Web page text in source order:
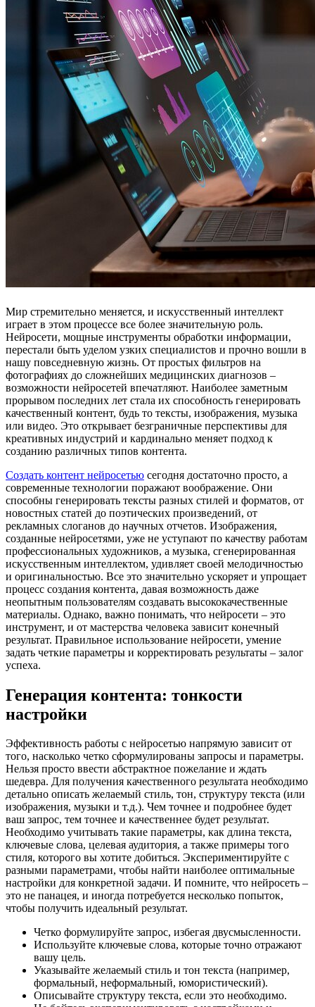
Мир стремительно меняется, и искусственный интеллект
играет в этом процессе все более значительную роль.
Нейросети, мощные инструменты обработки информации,
перестали быть уделом узких специалистов и прочно вошли в
нашу повседневную жизнь. От простых фильтров на
фотографиях до сложнейших медицинских диагнозов –
возможности нейросетей впечатляют. Наиболее заметным
прорывом последних лет стала их способность генерировать
качественный контент, будь то тексты, изображения, музыка
или видео. Это открывает безграничные перспективы для
креативных индустрий и кардинально меняет подход к
созданию различных типов контента.
Создать контент нейросетью сегодня достаточно просто, а
современные технологии поражают воображение. Они
способны генерировать тексты разных стилей и форматов, от
новостных статей до поэтических произведений, от
рекламных слоганов до научных отчетов. Изображения,
созданные нейросетями, уже не уступают по качеству работам
профессиональных художников, а музыка, сгенерированная
искусственным интеллектом, удивляет своей мелодичностью
и оригинальностью. Все это значительно ускоряет и упрощает
процесс создания контента, давая возможность даже
неопытным пользователям создавать высококачественные
материалы. Однако, важно понимать, что нейросети – это
инструмент, и от мастерства человека зависит конечный
результат. Правильное использование нейросети, умение
задать четкие параметры и корректировать результаты – залог
успеха.
Генерация контента: тонкости
настройки
Эффективность работы с нейросетью напрямую зависит от
того, насколько четко сформулированы запросы и параметры.
Нельзя просто ввести абстрактное пожелание и ждать
шедевра. Для получения качественного результата необходимо
детально описать желаемый стиль, тон, структуру текста (или
изображения, музыки и т.д.). Чем точнее и подробнее будет
ваш запрос, тем точнее и качественнее будет результат.
Необходимо учитывать такие параметры, как длина текста,
ключевые слова, целевая аудитория, а также примеры того
стиля, которого вы хотите добиться. Экспериментируйте с
разными параметрами, чтобы найти наиболее оптимальные
настройки для конкретной задачи. И помните, что нейросеть –
это не панацея, и иногда потребуется несколько попыток,
чтобы получить идеальный результат.
Четко формулируйте запрос, избегая двусмысленности.
Используйте ключевые слова, которые точно отражают
вашу цель.
Указывайте желаемый стиль и тон текста (например,
формальный, неформальный, юмористический).
Описывайте структуру текста, если это необходимо.